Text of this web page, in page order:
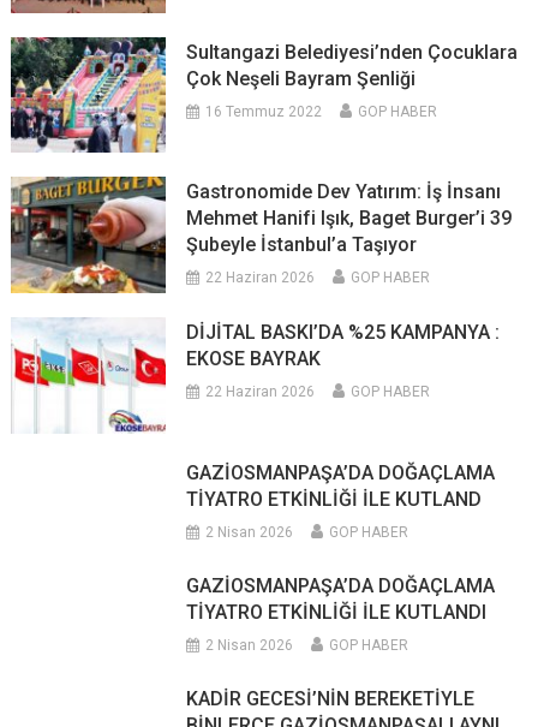
Sultangazi Belediyesi’nden Çocuklara
Çok Neşeli Bayram Şenliği
16 Temmuz 2022 GOP HABER
Gastronomide Dev Yatırım: İş İnsanı
Mehmet Hanifi Işık, Baget Burger’i 39
Şubeyle İstanbul’a Taşıyor
22 Haziran 2026 GOP HABER
DİJİTAL BASKI’DA %25 KAMPANYA :
EKOSE BAYRAK
22 Haziran 2026 GOP HABER
GAZİOSMANPAŞA’DA DOĞAÇLAMA
TİYATRO ETKİNLİĞİ İLE KUTLAND
2 Nisan 2026 GOP HABER
GAZİOSMANPAŞA’DA DOĞAÇLAMA
TİYATRO ETKİNLİĞİ İLE KUTLANDI
2 Nisan 2026 GOP HABER
KADİR GECESİ’NİN BEREKETİYLE